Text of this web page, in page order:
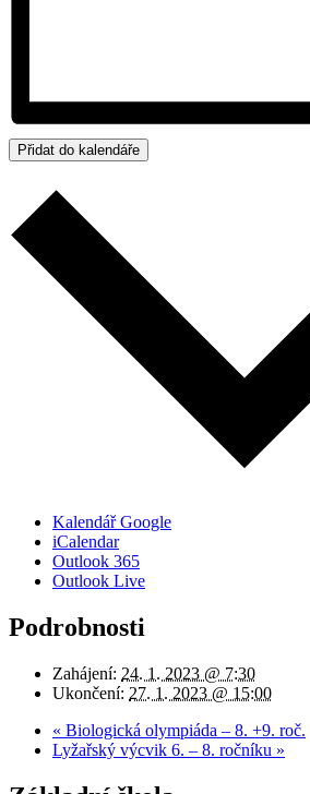
Přidat do kalendáře
Kalendář Google
iCalendar
Outlook 365
Outlook Live
Podrobnosti
Zahájení: 24. 1. 2023 @ 7:30
Ukončení: 27. 1. 2023 @ 15:00
« Biologická olympiáda – 8. +9. roč.
Lyžařský výcvik 6. – 8. ročníku »